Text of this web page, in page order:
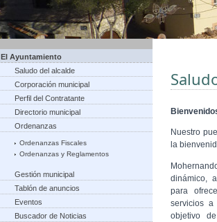
El Ayuntamiento
Saludo del alcalde
Corporación municipal
Perfil del Contratante
Directorio municipal
Ordenanzas
Ordenanzas Fiscales
Ordenanzas y Reglamentos
Gestión municipal
Tablón de anuncios
Eventos
Buscador de Noticias
Nuestro
la
dinámico,
para
servicios
objetivo